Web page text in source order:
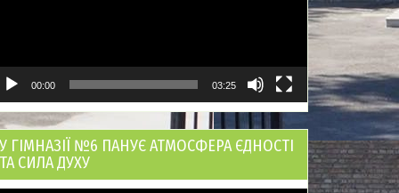
00:00 03:25
У ГІМНАЗІЇ №6 ПАНУЄ АТМОСФЕРА ЄДНОСТІ
ТА СИЛА ДУХУ